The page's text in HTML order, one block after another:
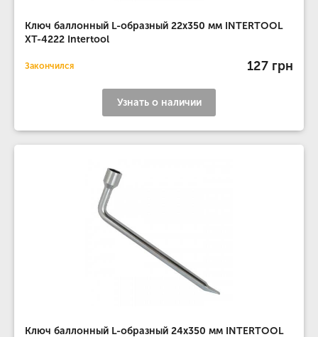
Ключ баллонный L-образный 22x350 мм INTERTOOL
XT-4222 Intertool
Закончился 127 грн
Узнать о наличии
Ключ баллонный L-образный 24x350 мм INTERTOOL